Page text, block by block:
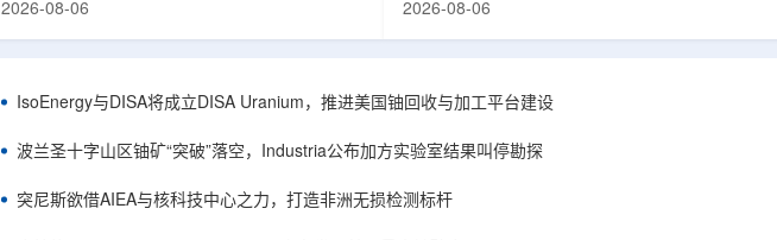
寸不断缩小、功率密度持续提高，器件过热正成
在面对真实电子器件的多层结构时存在局限，例
如常用的时域热反射法难以区分不同材料层中的
热传输情况，红外成像等方法也难以在微小尺度
上捕捉快速变化。为解决这一问题...
2026-08-06
并为公司在核能领域的后续增长提供空间和基础
尔德帕克里奇路120号，占地约14.1087万平方英
尺。工厂建成后，将整合目前分布在康涅狄格州
丹伯里和贝瑟尔三个地点的业务。该设施预计于
2027年初投入使用，若最终设计和租户装修工...
2026-08-06
IsoEnergy与DISA将成立DISA Uranium，推进美国铀回收与加工平台建设
波兰圣十字山区铀矿“突破”落空，Industria公布加方实验室结果叫停勘探
突尼斯欲借AIEA与核科技中心之力，打造非洲无损检测标杆